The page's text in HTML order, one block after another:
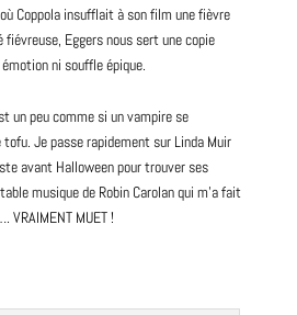
Coppola insufflait à son film une fièvre
Eggers nous sert une copie
ni souffle épique.
un peu comme si un vampire se
Je passe rapidement sur Linda Muir
avant Halloween pour trouver ses
musique de Robin Carolan qui m’a fait
MUET !